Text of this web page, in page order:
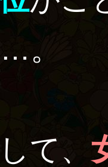
。
、